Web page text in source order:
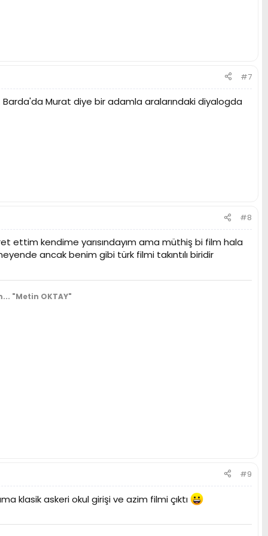
#7
Barda'da Murat diye bir adamla aralarındaki diyalogda
#8
ettim kendime yarısındayım ama müthiş bi film hala
ancak benim gibi türk filmi takıntılı biridir
"Metin OKTAY"
#9
klasik askeri okul girişi ve azim filmi çıktı